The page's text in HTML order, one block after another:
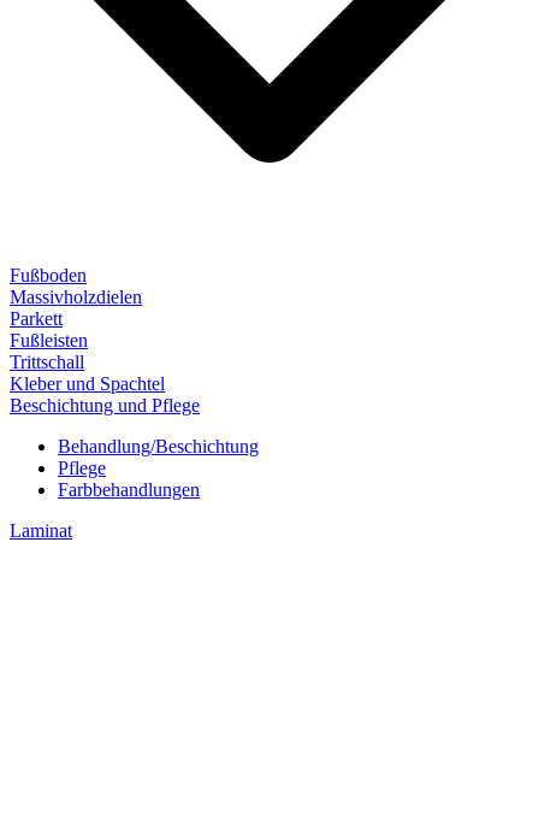
Fußboden
Massivholzdielen
Parkett
Fußleisten
Trittschall
Kleber und Spachtel
Beschichtung und Pflege
Behandlung/Beschichtung
Pflege
Farbbehandlungen
Laminat